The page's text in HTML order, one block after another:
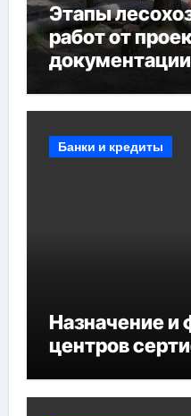
Этапы
работ от
мероприятий
Банки и кредиты
Назначение и
центров